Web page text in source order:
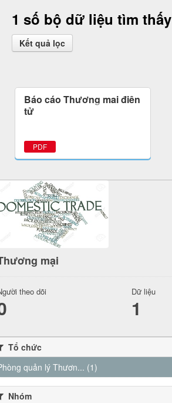
1 số bộ dữ liệu tìm thấy
Kết quả lọc
Báo cáo Thương mại điện
tử
PDF
mại
theo dõi Dữ liệu
1
Tổ chức
quản lý Thươn... (1)
Nhóm